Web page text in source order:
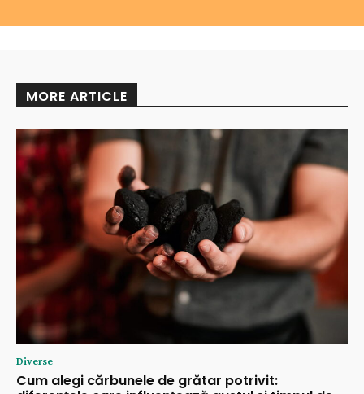
MORE ARTICLE
Diverse
Cum alegi cărbunele de grătar potrivit: